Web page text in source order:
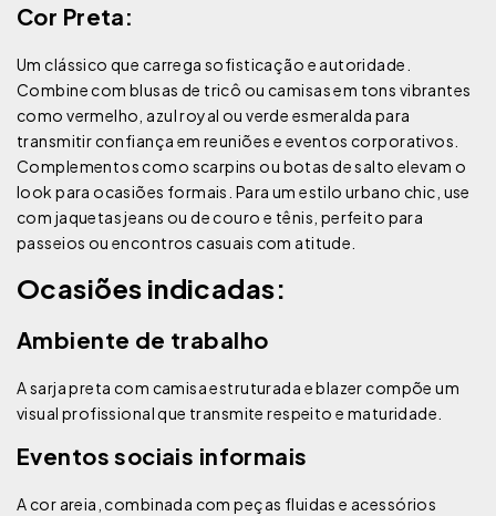
Cor Preta:
Um clássico que carrega sofisticação e autoridade.
Combine com blusas de tricô ou camisas em tons vibrantes
como vermelho, azul royal ou verde esmeralda para
transmitir confiança em reuniões e eventos corporativos.
Complementos como scarpins ou botas de salto elevam o
look para ocasiões formais. Para um estilo urbano chic, use
com jaquetas jeans ou de couro e tênis, perfeito para
passeios ou encontros casuais com atitude.
Ocasiões indicadas:
Ambiente de trabalho
A sarja preta com camisa estruturada e blazer compõe um
visual profissional que transmite respeito e maturidade.
Eventos sociais informais
A cor areia, combinada com peças fluidas e acessórios